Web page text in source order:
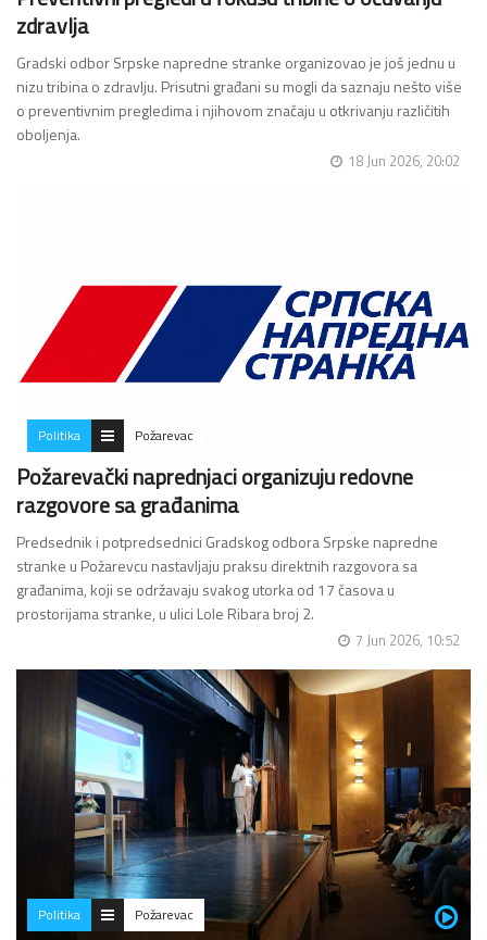
zdravlja
Gradski odbor Srpske napredne stranke organizovao je još jednu u
nizu tribina o zdravlju. Prisutni građani su mogli da saznaju nešto više
o preventivnim pregledima i njihovom značaju u otkrivanju različitih
oboljenja.
18 Jun 2026, 20:02
Politika Požarevac
Požarevački naprednjaci organizuju redovne
razgovore sa građanima
Predsednik i potpredsednici Gradskog odbora Srpske napredne
stranke u Požarevcu nastavljaju praksu direktnih razgovora sa
građanima, koji se održavaju svakog utorka od 17 časova u
prostorijama stranke, u ulici Lole Ribara broj 2.
7 Jun 2026, 10:52
Politika Požarevac